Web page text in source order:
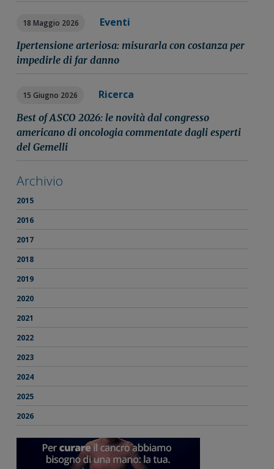
18 Maggio 2026 Eventi
Ipertensione arteriosa: misurarla con costanza per
impedirle di far danno
15 Giugno 2026 Ricerca
Best of ASCO 2026: le novità dal congresso
americano di oncologia commentate dagli esperti
del Gemelli
Archivio
2015
2016
2017
2018
2019
2020
2021
2022
2023
2024
2025
2026